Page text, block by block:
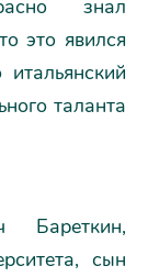
знал
это явился
таланта
Бареткин,
сын